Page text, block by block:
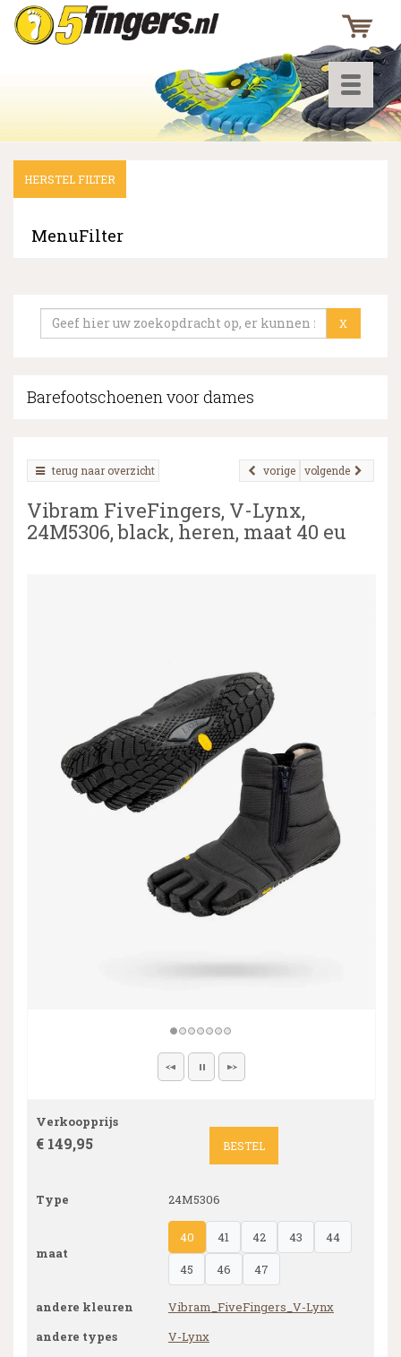
Toggle
▼
▼
HERSTEL FILTER
MenuFilter
X
Barefootschoenen voor dames
terug naar overzicht volgende
vorige
Vibram FiveFingers, V-Lynx,
24M5306, black, heren, maat 40 eu
Verkoopprijs
€ 149,95 BESTEL
Type 24M5306
maat
40 41 42 43
44
45
46 47
andere kleuren
Vibram_FiveFingers_V-Lynx
andere types
V-Lynx